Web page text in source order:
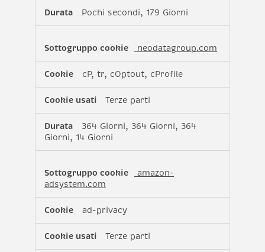
Pochi secondi, 179 Giorni
neodatagroup.com
cP, tr, cOptout, cProfile
Terze parti
364 Giorni, 364 Giorni, 364
Giorni, 14 Giorni
amazon-
adsystem.com
ad-privacy
Terze parti